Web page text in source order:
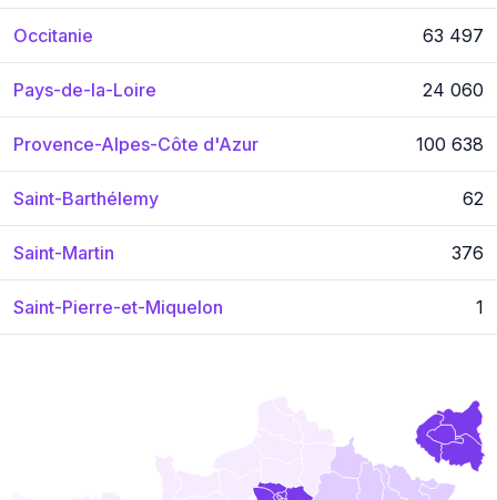
Occitanie 63 497
Pays-de-la-Loire 24 060
Provence-Alpes-Côte d'Azur 100 638
Saint-Barthélemy 62
Saint-Martin 376
Saint-Pierre-et-Miquelon 1